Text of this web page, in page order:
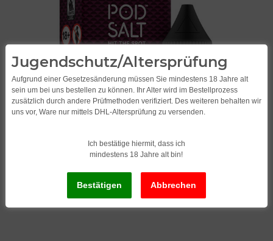
Jugendschutz/Altersprüfung
Aufgrund einer Gesetzesänderung müssen Sie mindestens 18 Jahre alt
sein um bei uns bestellen zu können. Ihr Alter wird im Bestellprozess
zusätzlich durch andere Prüfmethoden verifiziert. Des weiteren behalten wir
uns vor, Ware nur mittels DHL-Altersprüfung zu versenden.
Ich bestätige hiermit, dass ich
mindestens 18 Jahre alt bin!